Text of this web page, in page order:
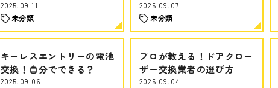
2025.09.11
未分類
2025.09.07
未分類
キーレスエントリーの電池
交換！自分でできる？
2025.09.06
プロが教える！ドアクロー
ザー交換業者の選び方
2025.09.04